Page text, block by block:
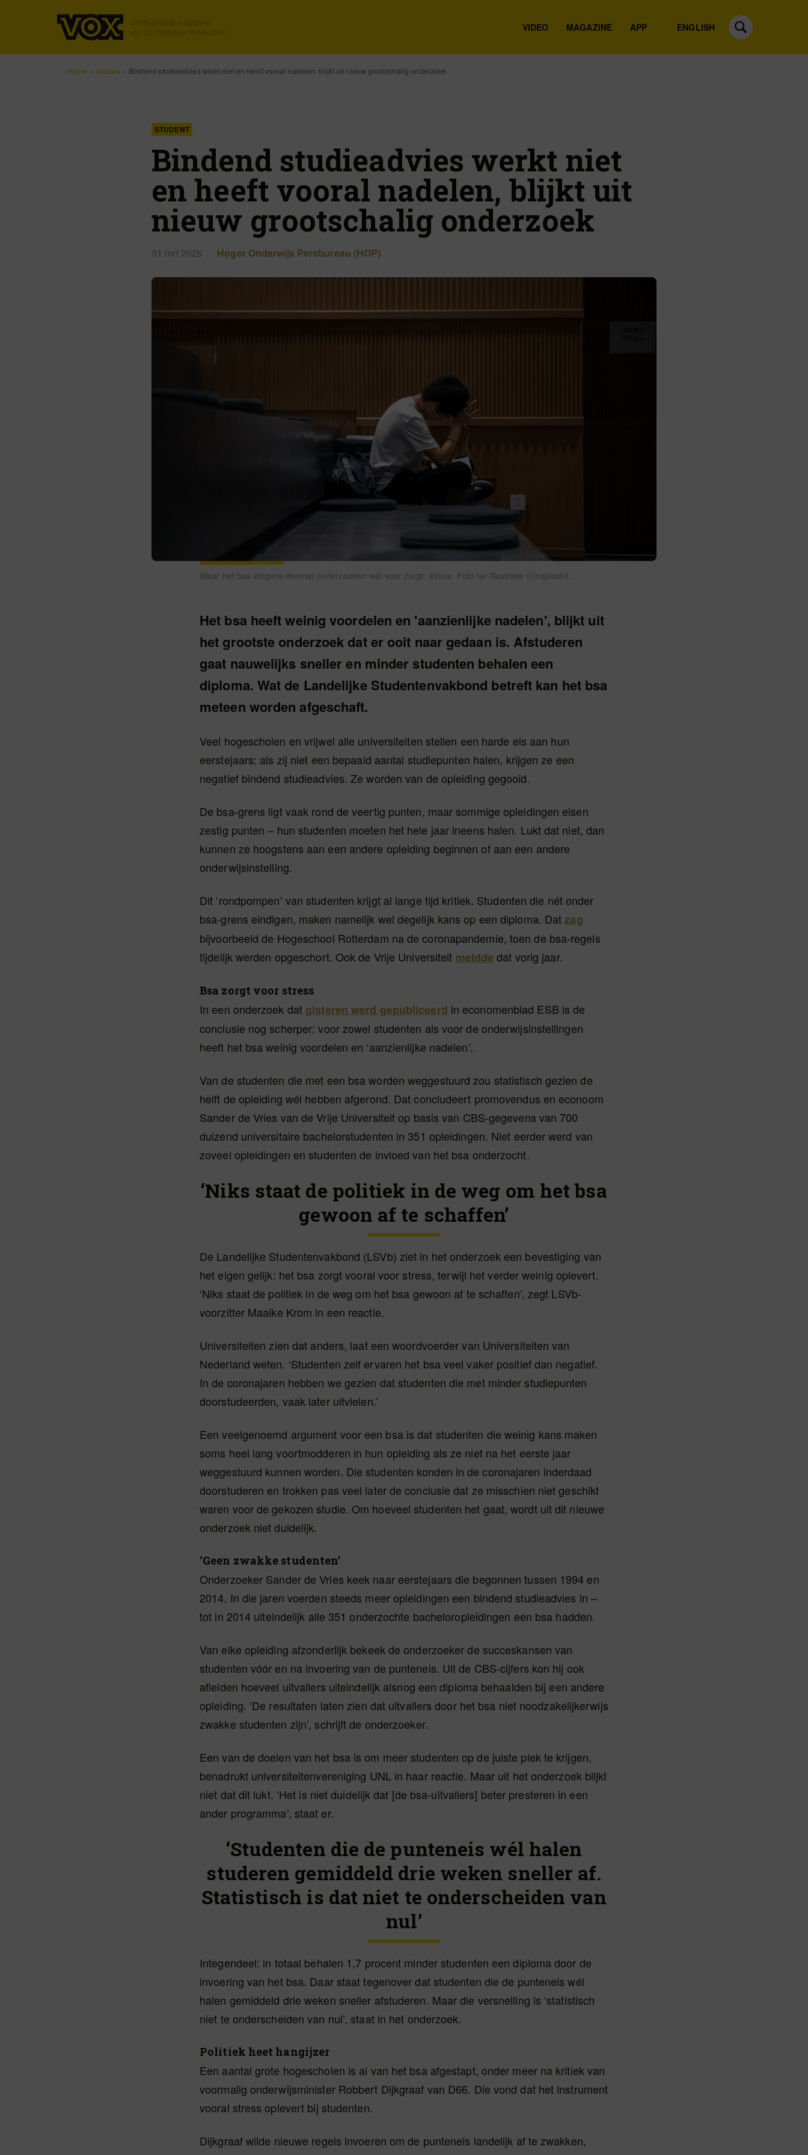
ENGLISH
VIDEO MAGAZINE APP
Home Nieuws Bindend studieadvies werkt niet en heeft vooral nadelen, blijkt uit nieuw grootschalig onderzoek
STUDENT
Bindend studieadvies werkt niet
en heeft vooral nadelen, blijkt uit
nieuw grootschalig onderzoek
31 mrt 2026 Hoger Onderwijs Persbureau (HOP)
Waar het bsa volgens diverse onderzoeken wél voor zorgt: stress. Foto ter illustratie (Unsplash).
Het bsa heeft weinig voordelen en 'aanzienlijke nadelen', blijkt uit
het grootste onderzoek dat er ooit naar gedaan is. Afstuderen
gaat nauwelijks sneller en minder studenten behalen een
diploma. Wat de Landelijke Studentenvakbond betreft kan het bsa
meteen worden afgeschaft.
Veel hogescholen en vrijwel alle universiteiten stellen een harde eis aan hun
eerstejaars: als zij niet een bepaald aantal studiepunten halen, krijgen ze een
negatief bindend studieadvies. Ze worden van de opleiding gegooid.
De bsa-grens ligt vaak rond de veertig punten, maar sommige opleidingen eisen
zestig punten – hun studenten moeten het hele jaar ineens halen. Lukt dat niet, dan
kunnen ze hoogstens aan een andere opleiding beginnen of aan een andere
onderwijsinstelling.
Dit ‘rondpompen’ van studenten krijgt al lange tijd kritiek. Studenten die nét onder
bsa-grens eindigen, maken namelijk wel degelijk kans op een diploma. Datzag
bijvoorbeeld de Hogeschool Rotterdam na de coronapandemie, toen de bsa-regels
tijdelijk werden opgeschort. Ook de Vrije Universiteit meldde dat vorig jaar.
Bsa zorgt voor stress
In een onderzoek dat gisteren werd gepubliceerd in economenblad ESB is de
conclusie nog scherper: voor zowel studenten als voor de onderwijsinstellingen
heeft het bsa weinig voordelen en ‘aanzienlijke nadelen’.
Van de studenten die met een bsa worden weggestuurd zou statistisch gezien de
helft de opleiding wél hebben afgerond. Dat concludeert promovendus en econoom
Sander de Vries van de Vrije Universiteit op basis van CBS-gegevens van 700
duizend universitaire bachelorstudenten in 351 opleidingen. Niet eerder werd van
zoveel opleidingen en studenten de invloed van het bsa onderzocht.
‘Niks staat de politiek in de weg om het bsa
gewoon af te schaffen’
De Landelijke Studentenvakbond (LSVb) ziet in het onderzoek een bevestiging van
het eigen gelijk: het bsa zorgt vooral voor stress, terwijl het verder weinig oplevert.
‘Niks staat de politiek in de weg om het bsa gewoon af te schaffen’, zegt LSVb-
voorzitter Maaike Krom in een reactie.
Universiteiten zien dat anders, laat een woordvoerder van Universiteiten van
Nederland weten. ‘Studenten zelf ervaren het bsa veel vaker positief dan negatief.
In de coronajaren hebben we gezien dat studenten die met minder studiepunten
doorstudeerden, vaak later uitvielen.’
Een veelgenoemd argument voor een bsa is dat studenten die weinig kans maken
soms heel lang voortmodderen in hun opleiding als ze niet na het eerste jaar
weggestuurd kunnen worden. Die studenten konden in de coronajaren inderdaad
doorstuderen en trokken pas veel later de conclusie dat ze misschien niet geschikt
waren voor de gekozen studie. Om hoeveel studenten het gaat, wordt uit dit nieuwe
onderzoek niet duidelijk.
‘Geen zwakke studenten’
Onderzoeker Sander de Vries keek naar eerstejaars die begonnen tussen 1994 en
2014. In die jaren voerden steeds meer opleidingen een bindend studieadvies in –
tot in 2014 uiteindelijk alle 351 onderzochte bacheloropleidingen een bsa hadden.
Van elke opleiding afzonderlijk bekeek de onderzoeker de succeskansen van
studenten vóór en na invoering van de punteneis. Uit de CBS-cijfers kon hij ook
afleiden hoeveel uitvallers uiteindelijk alsnog een diploma behaalden bij een andere
opleiding. ‘De resultaten laten zien dat uitvallers door het bsa niet noodzakelijkerwijs
zwakke studenten zijn’, schrijft de onderzoeker.
Een van de doelen van het bsa is om meer studenten op de juiste plek te krijgen,
benadrukt universiteitenvereniging UNL in haar reactie. Maar uit het onderzoek blijkt
niet dat dit lukt. ‘Het is niet duidelijk dat [de bsa-uitvallers] beter presteren in een
ander programma’, staat er.
‘Studenten die de punteneis wél halen
studeren gemiddeld drie weken sneller af.
Statistisch is dat niet te onderscheiden van
nul’
Integendeel: in totaal behalen 1,7 procent minder studenten een diploma door de
invoering van het bsa. Daar staat tegenover dat studenten die de punteneis wél
halen gemiddeld drie weken sneller afstuderen. Maar die versnelling is ‘statistisch
niet te onderscheiden van nul’, staat in het onderzoek.
Politiek heet hangijzer
Een aantal grote hogescholen is al van het bsa afgestapt, onder meer na kritiek van
voormalig onderwijsminister Robbert Dijkgraaf van D66. Die vond dat het instrument
vooral stress oplevert bij studenten.
Dijkgraaf wilde nieuwe regels invoeren om de punteneis landelijk af te zwakken,